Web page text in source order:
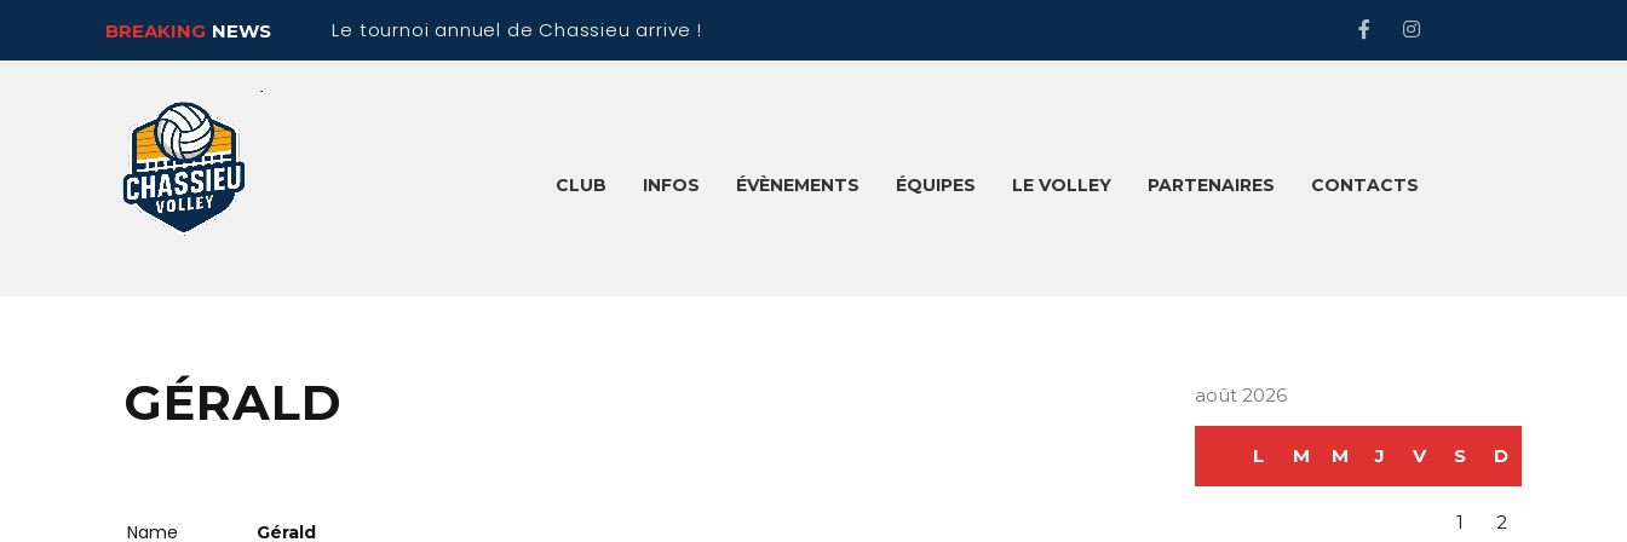
BREAKING NEWS Le tournoi annuel de Chassieu arrive !
CLUB INFOS ÉVÈNEMENTS ÉQUIPES LE VOLLEY PARTENAIRES CONTACTS
GÉRALD
Name Gérald
août 2026
L M M J V S D
1 2